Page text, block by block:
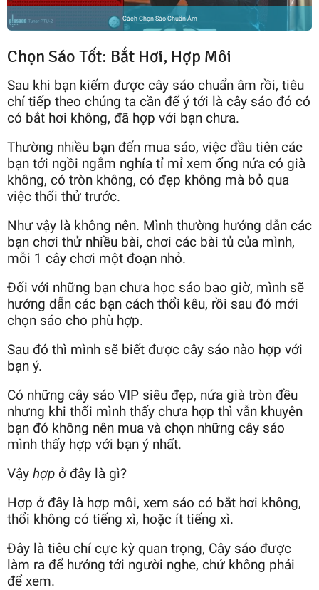
Cách Chọn Sáo Chuẩn Âm
Chọn Sáo Tốt: Bắt Hơi, Hợp Môi
Sau khi bạn kiếm được cây sáo chuẩn âm rồi, tiêu
chí tiếp theo chúng ta cần để ý tới là cây sáo đó có
có bắt hơi không, đã hợp với bạn chưa.
Thường nhiều bạn đến mua sáo, việc đầu tiên các
bạn tới ngồi ngắm nghía tỉ mỉ xem ống nứa có già
không, có tròn không, có đẹp không mà bỏ qua
việc thổi thử trước.
Như vậy là không nên. Mình thường hướng dẫn các
bạn chơi thử nhiều bài, chơi các bài tủ của mình,
mỗi 1 cây chơi một đoạn nhỏ.
Đối với những bạn chưa học sáo bao giờ, mình sẽ
hướng dẫn các bạn cách thổi kêu, rồi sau đó mới
chọn sáo cho phù hợp.
Sau đó thì mình sẽ biết được cây sáo nào hợp với
bạn ý.
Có những cây sáo VIP siêu đẹp, nứa già tròn đều
nhưng khi thổi mình thấy chưa hợp thì vẫn khuyên
bạn đó không nên mua và chọn những cây sáo
mình thấy hợp với bạn ý nhất.
Vậy hợp ở đây là gì?
Hợp ở đây là hợp môi, xem sáo có bắt hơi không,
thổi không có tiếng xì, hoặc ít tiếng xì.
Đây là tiêu chí cực kỳ quan trọng, Cây sáo được
làm ra để hướng tới người nghe, chứ không phải
để xem.